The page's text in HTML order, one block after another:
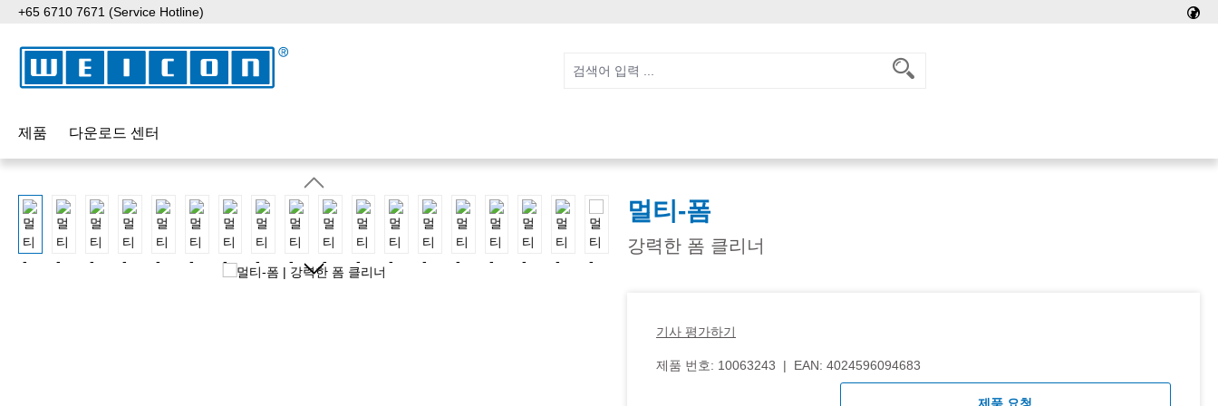
to main content
Skip to search
Skip to main navigation
+65 6710 7671 (Service Hotline)
제품 다운로드 센터
Skip image gallery 멀티-폼
강력한 폼 클리너
기사 평가하기
제품 번호: 10063243 | EAN: 4024596094683